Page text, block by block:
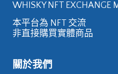
WHISKY NFT EXCHANGE
本平台為 NFT 交流
非直接購買實體商品
關於我們